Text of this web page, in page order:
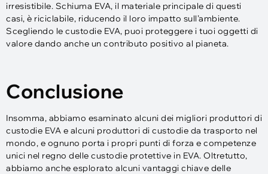
irresistibile. Schiuma EVA, il materiale principale di questi
casi, è riciclabile, riducendo il loro impatto sull’ambiente.
Scegliendo le custodie EVA, puoi proteggere i tuoi oggetti di
valore dando anche un contributo positivo al pianeta.
Conclusione
Insomma, abbiamo esaminato alcuni dei migliori produttori di
custodie EVA e alcuni produttori di custodie da trasporto nel
mondo, e ognuno porta i propri punti di forza e competenze
unici nel regno delle custodie protettive in EVA. Oltretutto,
abbiamo anche esplorato alcuni vantaggi chiave delle